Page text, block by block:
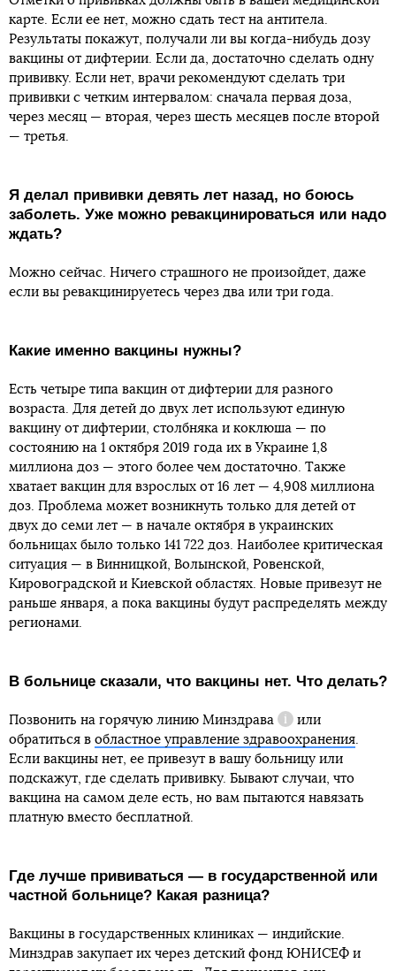
карте. Если ее нет, можно сдать тест на антитела.
Результаты покажут, получали ли вы когда-нибудь дозу
вакцины от дифтерии. Если да, достаточно сделать одну
прививку. Если нет, врачи рекомендуют сделать три
прививки с четким интервалом: сначала первая доза,
через месяц — вторая, через шесть месяцев после второй
— третья.
Я делал прививки девять лет назад, но боюсь
заболеть. Уже можно ревакцинироваться или надо
ждать?
Можно сейчас. Ничего страшного не произойдет, даже
если вы ревакцинируетесь через два или три года.
Какие именно вакцины нужны?
Есть четыре типа вакцин от дифтерии для разного
возраста. Для детей до двух лет используют единую
вакцину от дифтерии, столбняка и коклюша — по
состоянию на 1 октября 2019 года их в Украине 1,8
миллиона доз — этого более чем достаточно. Также
хватает вакцин для взрослых от 16 лет — 4,908 миллиона
доз. Проблема может возникнуть только для детей от
двух до семи лет — в начале октября в украинских
больницах было только 141 722 доз. Наиболее критическая
ситуация — в Винницкой, Волынской, Ровенской,
Кировоградской и Киевской областях. Новые привезут не
раньше января, а пока вакцины будут распределять между
регионами.
В больнице сказали, что вакцины нет. Что делать?
Позвонить на горячую линию Минздрава
Справка
или
обратиться в областное управление здравоохранения.
Если вакцины нет, ее привезут в вашу больницу или
подскажут, где сделать прививку. Бывают случаи, что
вакцина на самом деле есть, но вам пытаются навязать
платную вместо бесплатной.
Где лучше прививаться — в государственной или
частной больнице? Какая разница?
Вакцины в государственных клиниках — индийские.
Минздрав закупает их через детский фонд ЮНИСЕФ и